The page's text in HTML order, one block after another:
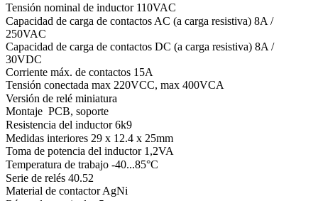
Tensión nominal de inductor 110VAC
Capacidad de carga de contactos AC (a carga resistiva) 8A /
250VAC
Capacidad de carga de contactos DC (a carga resistiva) 8A /
30VDC
Corriente máx. de contactos 15A
Tensión conectada max 220VCC, max 400VCA
Versión de relé miniatura
Montaje PCB, soporte
Resistencia del inductor 6k9
Medidas interiores 29 x 12.4 x 25mm
Toma de potencia del inductor 1,2VA
Temperatura de trabajo -40...85°C
Serie de relés 40.52
Material de contactor AgNi